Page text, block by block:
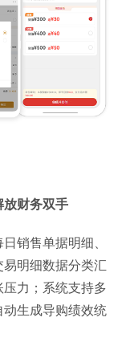
放财务双手
销售单据明细、
明细数据分类汇
力；系统支持多
生成导购绩效统